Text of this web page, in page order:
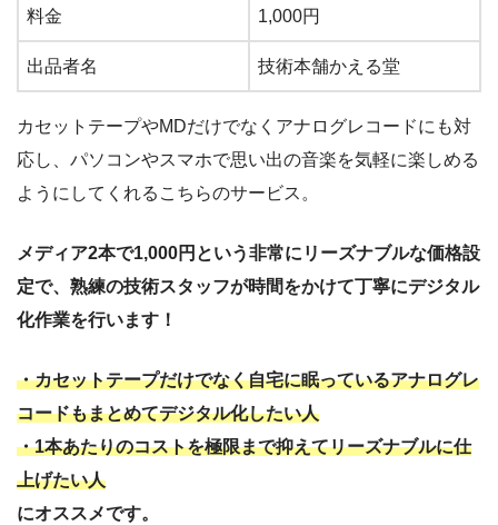
料金 1,000円
出品者名 技術本舗かえる堂
カセットテープやMDだけでなくアナログレコードにも対
応し、パソコンやスマホで思い出の音楽を気軽に楽しめる
ようにしてくれるこちらのサービス。
メディア2本で1,000円という非常にリーズナブルな価格設
定で、熟練の技術スタッフが時間をかけて丁寧にデジタル
化作業を行います！
・カセットテープだけでなく自宅に眠っているアナログレ
コードもまとめてデジタル化したい人
・1本あたりのコストを極限まで抑えてリーズナブルに仕
上げたい人
にオススメです。